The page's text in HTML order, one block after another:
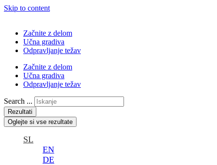
Skip to content
Začnite z delom
Učna gradiva
Odpravljanje težav
Začnite z delom
Učna gradiva
Odpravljanje težav
Search ...
Rezultati
Oglejte si vse rezultate
SL
EN
DE